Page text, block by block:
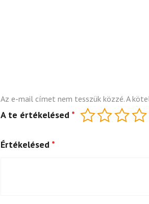
Az e-mail címet nem tesszük közzé.A
A te értékelésed *
Értékelésed *